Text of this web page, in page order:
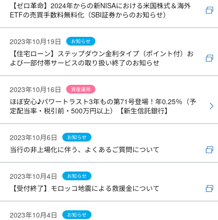
【ゼロ革命】2024年からの新NISAにおける米国株式＆海外
ETFの売買手数料無料化（SBI証券からのお知らせ）
2023年10月19日 お知らせ
【住宅ローン】ステップダウン金利タイプ（ポイント付）お
よび一部付帯サービスの取り扱い終了のお知らせ
2023年10月16日 資産運用
ほぼ安心♪パワートラスト3年もの第71号登場！年0.25％（予
定配当率・税引前・500万円以上）【新生信託銀行】
2023年10月6日 お知らせ
当行の非上場化に伴う、よくあるご質問について
2023年10月4日 お知らせ
【受付終了】モロッコ地震による救援金について
2023年10月4日 お知らせ